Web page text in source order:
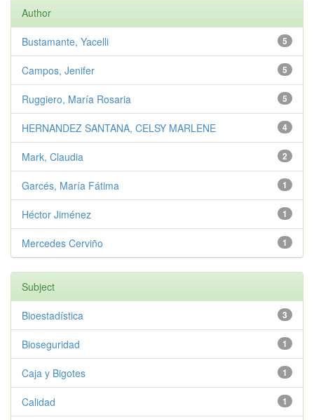
Author
5
Bustamante, Yacelli
5
Campos, Jenifer
5
Ruggiero, María Rosaria
4
HERNANDEZ SANTANA, CELSY MARLENE
2
Mark, Claudia
1
Garcés, María Fátima
1
Héctor Jiménez
1
Mercedes Cerviño
Subject
3
Bioestadística
1
Bioseguridad
1
Caja y Bigotes
1
Calidad